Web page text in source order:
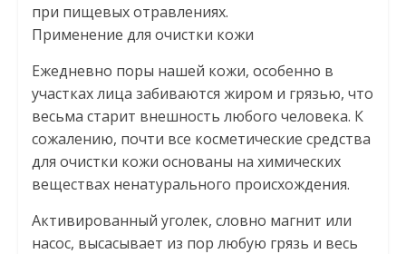
при пищевых отравлениях.
Применение для очистки кожи
Ежедневно поры нашей кожи, особенно в
участках лица забиваются жиром и грязью, что
весьма старит внешность любого человека. К
сожалению, почти все косметические средства
для очистки кожи основаны на химических
веществах ненатурального происхождения.
Активированный уголек, словно магнит или
насос, высасывает из пор любую грязь и весь